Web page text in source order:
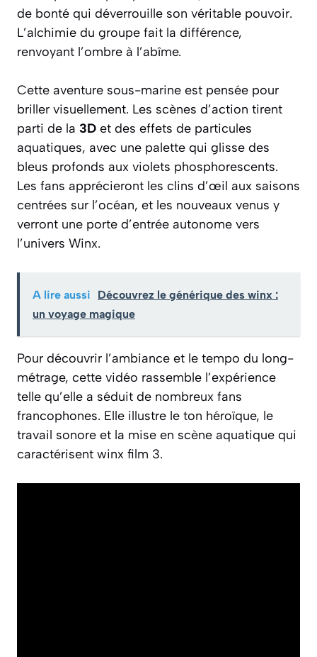
de bonté qui déverrouille son véritable pouvoir.
L’alchimie du groupe fait la différence,
renvoyant l’ombre à l’abîme.
Cette aventure sous-marine est pensée pour
briller visuellement. Les scènes d’action tirent
parti de la 3D et des effets de particules
aquatiques, avec une palette qui glisse des
bleus profonds aux violets phosphorescents.
Les fans apprécieront les clins d’œil aux saisons
centrées sur l’océan, et les nouveaux venus y
verront une porte d’entrée autonome vers
l’univers Winx.
A lire aussi
Découvrez le générique des winx :
un voyage magique
Pour découvrir l’ambiance et le tempo du long-
métrage, cette vidéo rassemble l’expérience
telle qu’elle a séduit de nombreux fans
francophones. Elle illustre le ton héroïque, le
travail sonore et la mise en scène aquatique qui
caractérisent winx film 3.